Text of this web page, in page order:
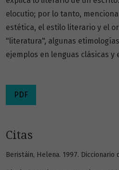
elocutio; por lo tanto,
estética, el estilo literario y el
"literatura", algunas
ejemplos en lenguas clásicas y
PDF
Citas
Beristáin, Helena. 1997.